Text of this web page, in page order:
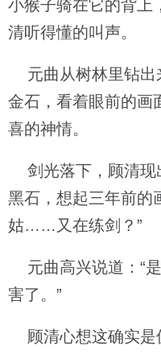
小猴子骑在它的背上
清听得懂的叫声。
元曲从树林里钻出
金石，看着眼前的画
喜的神情。
剑光落下，顾清现
黑石，想起三年前的
姑……又在练剑？”
元曲高兴说道：“
害了。”
顾清心想这确实是